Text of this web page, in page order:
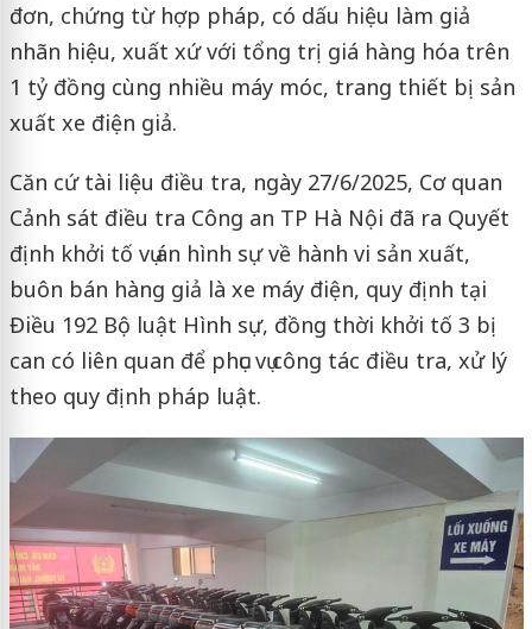
đơn, chứng từ hợp pháp, có dấu hiệu làm giả
nhãn hiệu, xuất xứ với tổng trị giá hàng hóa trên
1 tỷ đồng cùng nhiều máy móc, trang thiết bị sản
xuất xe điện giả.
Căn cứ tài liệu điều tra, ngày 27/6/2025, Cơ quan
Cảnh sát điều tra Công an TP Hà Nội đã ra Quyết
định khởi tố vụ án hình sự về hành vi sản xuất,
buôn bán hàng giả là xe máy điện, quy định tại
Điều 192 Bộ luật Hình sự, đồng thời khởi tố 3 bị
can có liên quan để phục vụ công tác điều tra, xử lý
theo quy định pháp luật.